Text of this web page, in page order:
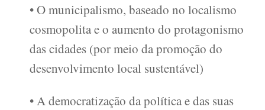
• O municipalismo, baseado no localismo
cosmopolita e o aumento do protagonismo
das cidades (por meio da promoção do
desenvolvimento local sustentável)
• A democratização da política e das suas